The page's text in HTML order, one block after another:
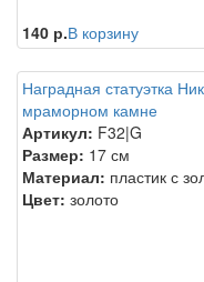
140 р.В корзину
Наградная статуэтка
мраморном камне
Артикул: F32|G
Размер: 17 см
Материал: пластик с
Цвет: золото